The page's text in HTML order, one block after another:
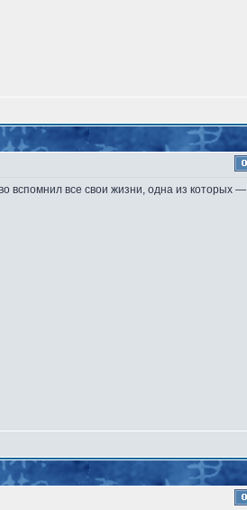
вспомнил все свои жизни, одна из которых —